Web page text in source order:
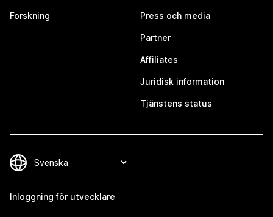
Forskning Press och media
Partner
Affiliates
Juridisk information
Tjänstens status
Inloggning för utvecklare